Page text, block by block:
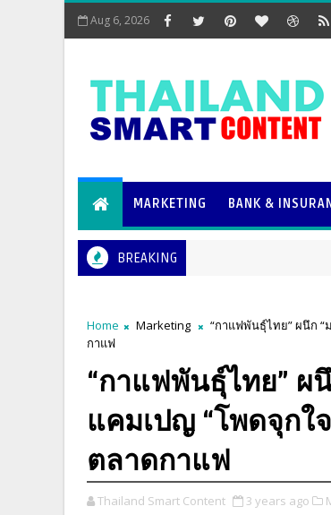
Aug 6, 2026
MARKETING BANK &
BREAKING
Home Marketing
“กาแฟพันธุ์ไทย” ผนึก “
กาแฟ
“กาแฟพันธุ์ไทย” ผ
แคมเปญ “โพดจุกใ
ตลาดกาแฟ
Thailand Smart Content 3 years ago